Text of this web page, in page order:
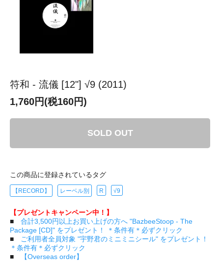
符和 - 流儀 [12"] √9 (2011)
1,760円(税160円)
SOLD OUT
この商品に登録されているタグ
【RECORD】 レーベル別 R √9
【プレゼントキャンペーン中！】
■ 合計3,500円以上お買い上げの方へ "BazbeeStoop - The
Package [CD]" をプレゼント！ ＊条件有＊必ずクリック
■
ご利用者全員対象 "宇野君のミニミニシール" をプレゼント！
＊条件有＊必ずクリック
■
【Overseas order】